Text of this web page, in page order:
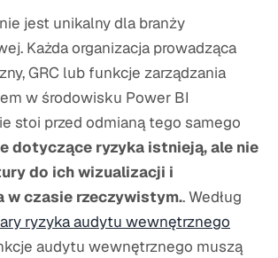
jest unikalny dla branży
Każda organizacja prowadząca
GRC lub funkcje zarządzania
w środowisku Power BI
stoi przed odmianą tego samego
dotyczące ryzyka istnieją, ale nie
do ich wizualizacji i
w czasie rzeczywistym.. Według
ryzyka audytu wewnętrznego
audytu wewnętrznego muszą